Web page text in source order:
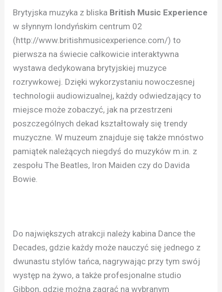
Brytyjska muzyka z bliska British Music Experience
w słynnym londyńskim centrum 02
(http://www.britishmusicexperience.com/) to
pierwsza na świecie całkowicie interaktywna
wystawa dedykowana brytyjskiej muzyce
rozrywkowej. Dzięki wykorzystaniu nowoczesnej
technologii audiowizualnej, każdy odwiedzający to
miejsce może zobaczyć, jak na przestrzeni
poszczególnych dekad kształtowały się trendy
muzyczne. W muzeum znajduje się także mnóstwo
pamiątek należących niegdyś do muzyków m.in. z
zespołu The Beatles, Iron Maiden czy do Davida
Bowie.
Do największych atrakcji należy kabina Dance the
Decades, gdzie każdy może nauczyć się jednego z
dwunastu stylów tańca, nagrywając przy tym swój
występ na żywo, a także profesjonalne studio
Gibbon, gdzie można zagrać na wybranym